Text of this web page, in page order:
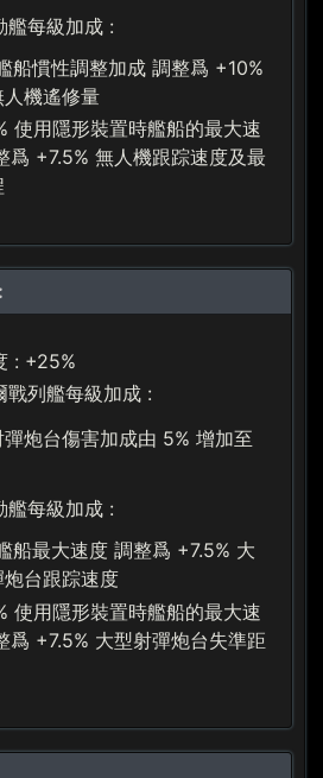
艦每級加成 :
船慣性調整加成 調整爲 +10%
機遙修量
使用隱形裝置時艦船的最大速
爲 +7.5% 無人機跟踪速度及最
: +25%
戰列艦每級加成 :
彈炮台傷害加成由 5% 增加至
艦每級加成 :
船最大速度 調整爲 +7.5% 大
台跟踪速度
使用隱形裝置時艦船的最大速
爲 +7.5% 大型射彈炮台失準距